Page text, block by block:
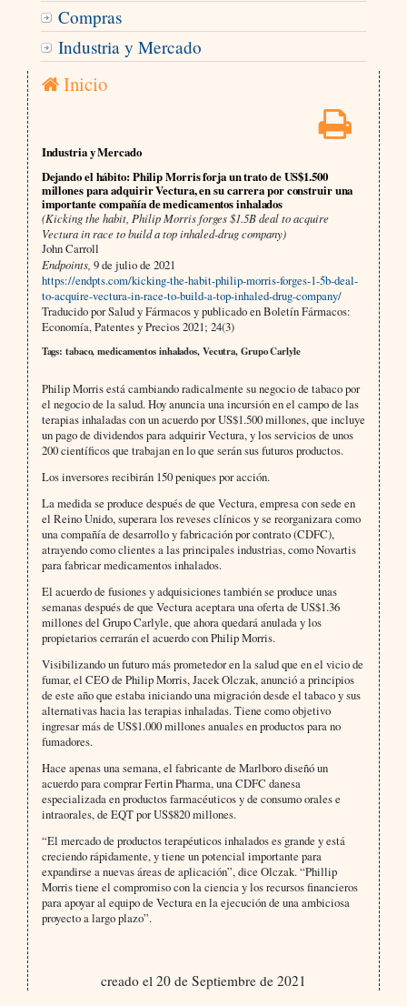
Compras
Industria y Mercado
Inicio
Industria y Mercado
Dejando el hábito: Philip Morris forja un trato de US$1.500
millones para adquirir Vectura, en su carrera por construir una
importante compañía de medicamentos inhalados
(Kicking the habit, Philip Morris forges $1.5B deal to acquire
Vectura in race to build a top inhaled-drug company)
John Carroll
Endpoints, 9 de julio de 2021
https://endpts.com/kicking-the-habit-philip-morris-forges-1-5b-deal-
to-acquire-vectura-in-race-to-build-a-top-inhaled-drug-company/
Traducido por Salud y Fármacos y publicado en Boletín Fármacos:
Economía, Patentes y Precios 2021; 24(3)
Tags: tabaco, medicamentos inhalados, Vecutra, Grupo Carlyle
Philip Morris está cambiando radicalmente su negocio de tabaco por
el negocio de la salud. Hoy anuncia una incursión en el campo de las
terapias inhaladas con un acuerdo por US$1.500 millones, que incluye
un pago de dividendos para adquirir Vectura, y los servicios de unos
200 científicos que trabajan en lo que serán sus futuros productos.
Los inversores recibirán 150 peniques por acción.
La medida se produce después de que Vectura, empresa con sede en
el Reino Unido, superara los reveses clínicos y se reorganizara como
una compañía de desarrollo y fabricación por contrato (CDFC),
atrayendo como clientes a las principales industrias, como Novartis
para fabricar medicamentos inhalados.
El acuerdo de fusiones y adquisiciones también se produce unas
semanas después de que Vectura aceptara una oferta de US$1.36
millones del Grupo Carlyle, que ahora quedará anulada y los
propietarios cerrarán el acuerdo con Philip Morris.
Visibilizando un futuro más prometedor en la salud que en el vicio de
fumar, el CEO de Philip Morris, Jacek Olczak, anunció a principios
de este año que estaba iniciando una migración desde el tabaco y sus
alternativas hacia las terapias inhaladas. Tiene como objetivo
ingresar más de US$1.000 millones anuales en productos para no
fumadores.
Hace apenas una semana, el fabricante de Marlboro diseñó un
acuerdo para comprar Fertin Pharma, una CDFC danesa
especializada en productos farmacéuticos y de consumo orales e
intraorales, de EQT por US$820 millones.
“El mercado de productos terapéuticos inhalados es grande y está
creciendo rápidamente, y tiene un potencial importante para
expandirse a nuevas áreas de aplicación”, dice Olczak. “Phillip
Morris tiene el compromiso con la ciencia y los recursos financieros
para apoyar al equipo de Vectura en la ejecución de una ambiciosa
proyecto a largo plazo”.
creado el 20 de Septiembre de 2021